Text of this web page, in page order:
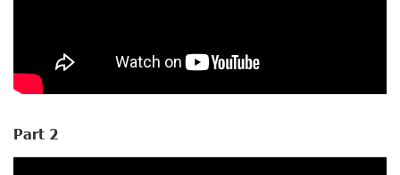
Part 2